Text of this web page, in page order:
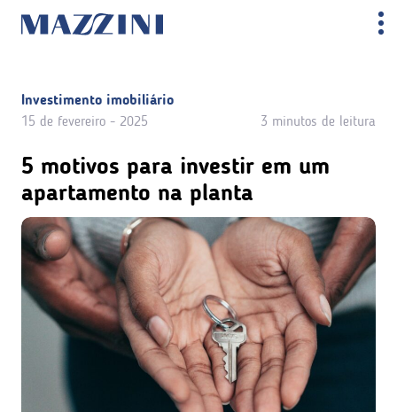
Investimento imobiliário
15 de fevereiro - 2025
3 minutos de leitura
5 motivos para investir em um
apartamento na planta